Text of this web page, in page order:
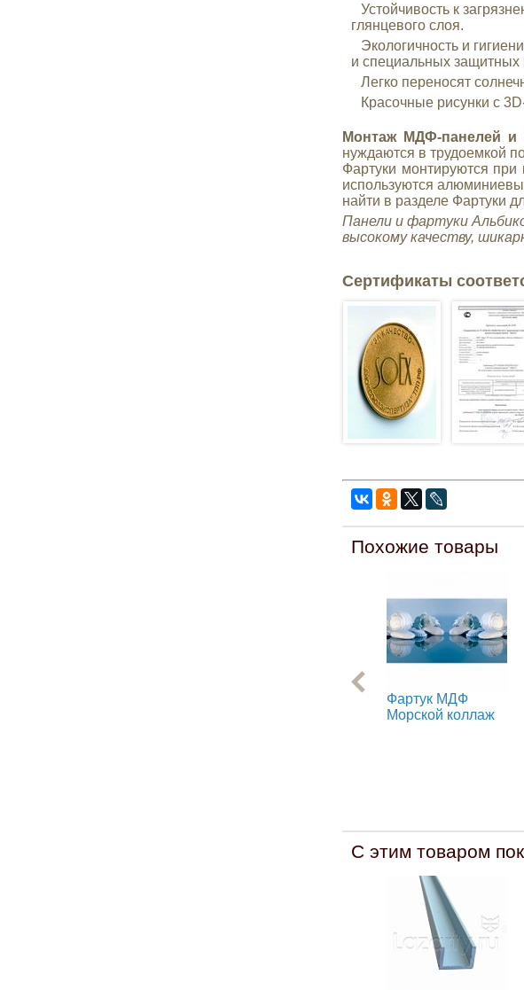
Устойчивость к
глянцевого слоя.
Экологичность и
и специальных защитных
Легко переносят
Красочные рисунки с
Монтаж МДФ-панелей и
нуждаются в трудоемкой
Фартуки монтируются
используются
найти в разделе Фартуки
Панели и фартуки
высокому качеству,
Сертификаты
Похожие товары
Фартук МДФ
Морской коллаж
С этим товаром